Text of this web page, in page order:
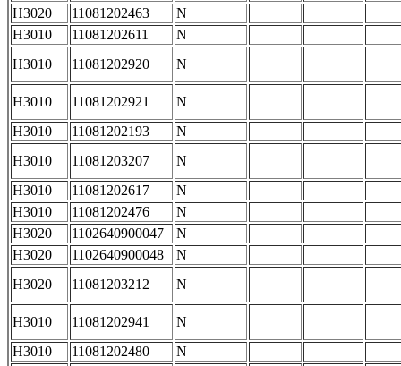
H3020
11081202463
N
H3010
11081202611
N
H3010
11081202920 N
H3010 11081202921
N
H3010
11081202193
N
H3010
11081203207
N
H3010
11081202617
N
H3010
11081202476
N
H3020
1102640900047
N
H3020
1102640900048
N
H3020
11081203212 N
H3010 11081202941
N
H3010
11081202480
N